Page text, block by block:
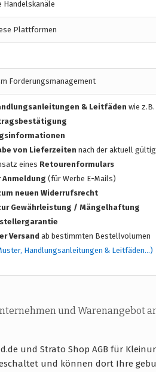
Handelskanäle
Plattformen
Forderungsmanagement
& Leitfäden wie z.B.
von Lieferzeiten nach der aktuell
eines Retourenformulars
Anmeldung(für Werbe E-Mails)
neuen Widerrufsrecht
Gewährleistung / Mängelhaftung
Versand ab bestimmten Bestellvolumen
Handlungsanleitungen & Leitfäden…)
und Warenangebot
und Strato Shop AGB für
und können dort Ihre